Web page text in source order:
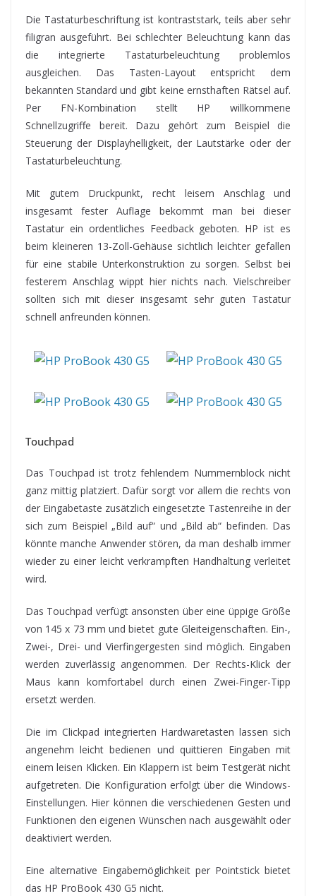
Die Tastaturbeschriftung ist kontraststark, teils aber sehr
filigran ausgeführt. Bei schlechter Beleuchtung kann das
die integrierte Tastaturbeleuchtung problemlos
ausgleichen. Das Tasten-Layout entspricht dem
bekannten Standard und gibt keine ernsthaften Rätsel auf.
Per FN-Kombination stellt HP willkommene
Schnellzugriffe bereit. Dazu gehört zum Beispiel die
Steuerung der Displayhelligkeit, der Lautstärke oder der
Tastaturbeleuchtung.
Mit gutem Druckpunkt, recht leisem Anschlag und
insgesamt fester Auflage bekommt man bei dieser
Tastatur ein ordentliches Feedback geboten. HP ist es
beim kleineren 13-Zoll-Gehäuse sichtlich leichter gefallen
für eine stabile Unterkonstruktion zu sorgen. Selbst bei
festerem Anschlag wippt hier nichts nach. Vielschreiber
sollten sich mit dieser insgesamt sehr guten Tastatur
schnell anfreunden können.
Touchpad
Das Touchpad ist trotz fehlendem Nummernblock nicht
ganz mittig platziert. Dafür sorgt vor allem die rechts von
der Eingabetaste zusätzlich eingesetzte Tastenreihe in der
sich zum Beispiel „Bild auf“ und „Bild ab“ befinden. Das
könnte manche Anwender stören, da man deshalb immer
wieder zu einer leicht verkrampften Handhaltung verleitet
wird.
Das Touchpad verfügt ansonsten über eine üppige Größe
von 145 x 73 mm und bietet gute Gleiteigenschaften. Ein-,
Zwei-, Drei- und Vierfingergesten sind möglich. Eingaben
werden zuverlässig angenommen. Der Rechts-Klick der
Maus kann komfortabel durch einen Zwei-Finger-Tipp
ersetzt werden.
Die im Clickpad integrierten Hardwaretasten lassen sich
angenehm leicht bedienen und quittieren Eingaben mit
einem leisen Klicken. Ein Klappern ist beim Testgerät nicht
aufgetreten. Die Konfiguration erfolgt über die Windows-
Einstellungen. Hier können die verschiedenen Gesten und
Funktionen den eigenen Wünschen nach ausgewählt oder
deaktiviert werden.
Eine alternative Eingabemöglichkeit per Pointstick bietet
das HP ProBook 430 G5 nicht.